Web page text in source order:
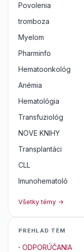
Povolenia
tromboza
Myelom
Pharminfo
Hematoonkológ
Anémia
Hematológia
Transfuziológ
NOVE KNIHY
Transplantáci
CLL
Imunohematoló
Všetky témy →
PREHLAD TÉM
· ODPORÚČANIA